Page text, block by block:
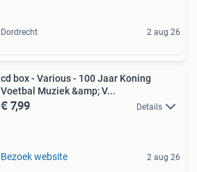
Dordrecht 2 aug 26
cd box - Various - 100 Jaar Koning
Voetbal Muziek &amp; V...
€ 7,99 Details
Bezoek website 2 aug 26